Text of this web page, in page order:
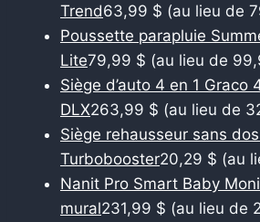
Trend63,99 $ (au lieu de
Poussette parapluie
Lite79,99 $ (au lieu de
Siège d’auto 4 en 1 Graco
DLX263,99 $ (au lieu de
Siège rehausseur sans
Turbobooster20,29 $ (au
Nanit Pro Smart Baby
mural231,99 $ (au lieu de